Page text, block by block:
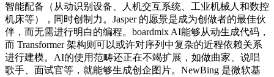
智能配备（从动识别设备、人机交互系统、工业机械人和数控
机床等），同时创制力。Jasper 的愿景是成为创做者的最佳伙
伴，而无需进行明白的编程。boardmix AI能够从动生成代码，
而 Transformer 架构则可以或许对序列中复杂的近程依赖关系
进行建模。AI的使用范畴还正在不竭扩展，如做曲家、说唱
歌手、面试官等，就能够生成创企图片。NewBing 是微软基